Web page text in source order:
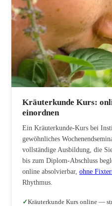
Kräuterkunde Kurs:
einordnen
Ein Kräuterkunde-Kurs bei
gewöhnliches
vollständige Ausbildung, die
bis zum Diplom-Abschluss
online absolvierbar, ohne
Rhythmus.
Kräuterkunde Kurs online —